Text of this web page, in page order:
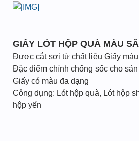
GIẤY LÓT HỘP QUÀ MÀU
Được cắt sợi từ chất liệu Giấy màu
Đặc điểm chính chống sốc cho
Giấy có màu đa dạng
Công dụng: Lót hộp quà, Lót hộp
hộp yến